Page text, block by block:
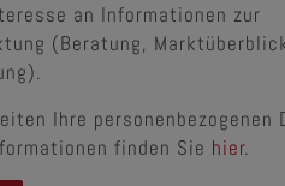
an Informationen zur
(Beratung,
Ihre personenbezogenen
finden Sie hier.